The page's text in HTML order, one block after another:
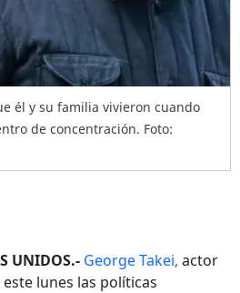
él y su familia vivieron cuando
de concentración. Foto:
UNIDOS.- George Takei, actor
lunes las políticas